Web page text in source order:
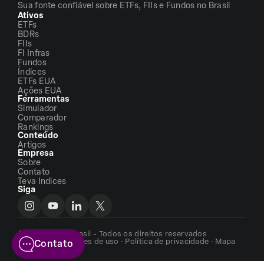
Sua fonte confiável sobre ETFs, FIIs e Fundos no Brasil
Ativos
ETFs
BDRs
FIIs
FI Infras
Fundos
Índices
ETFs EUA
Ações EUA
Ferramentas
Simulador
Comparador
Rankings
Conteúdo
Artigos
Empresa
Sobre
Contato
Teva Indices
Siga
©2026 - ETFs Brasil - Todos os direitos reservados
Termos e condições de uso · Política de privacidade · Mapa
do siteContato